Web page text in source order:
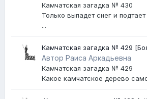
Камчатская загадка № 430
Только выпадет снег и
...
Камчатская загадка № 429
Автор Раиса Аркадьевна
Камчатская загадка № 429
Какое камчатское дерево